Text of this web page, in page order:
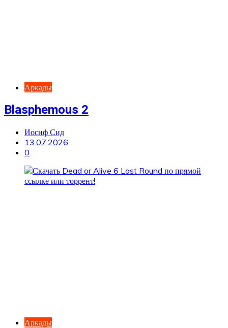
Аркады
Blasphemous 2
Иосиф Сид
13.07.2026
0
Аркады